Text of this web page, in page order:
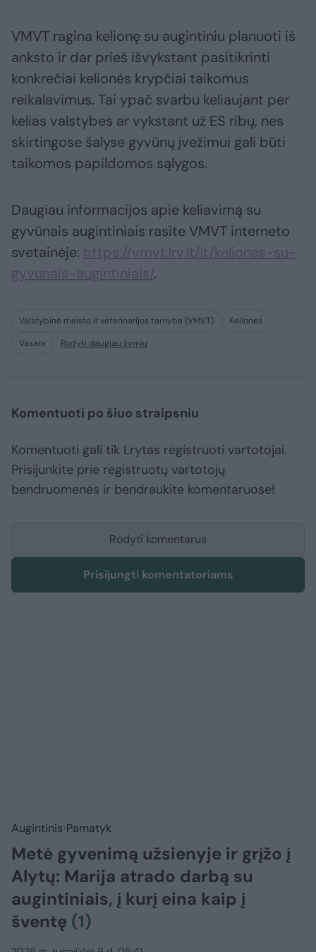
VMVT ragina kelionę su augintiniu planuoti iš
anksto ir dar prieš išvykstant pasitikrinti
konkrečiai kelionės krypčiai taikomus
reikalavimus. Tai ypač svarbu keliaujant per
kelias valstybes ar vykstant už ES ribų, nes
skirtingose šalyse gyvūnų įvežimui gali būti
taikomos papildomos sąlygos.
Daugiau informacijos apie keliavimą su
gyvūnais augintiniais rasite VMVT interneto
svetainėje: https://vmvt.lrv.lt/lt/keliones-su-
gyvunais-augintiniais/.
Valstybinė maisto ir veterinarijos tarnyba (VMVT)
Kelionės
Vasara
Rodyti daugiau žymių
Komentuoti po šiuo straipsniu
Komentuoti gali tik Lrytas registruoti vartotojai.
Prisijunkite prie registruotų vartotojų
bendruomenės ir bendraukite komentaruose!
Rodyti komentarus
Prisijungti komentatoriams
Augintinis Pamatyk
Metė gyvenimą užsienyje ir grįžo į
Alytų: Marija atrado darbą su
augintiniais, į kurį eina kaip į
šventę (1)